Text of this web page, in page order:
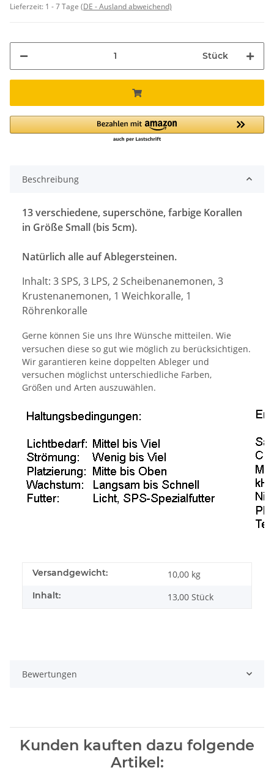
Lieferzeit: 1 - 7 Tage (DE - Ausland abweichend)
Stück
Beschreibung
13 verschiedene, superschöne, farbige Korallen
in Größe Small (bis 5cm).
Natürlich alle auf Ablegersteinen.
Inhalt: 3 SPS, 3 LPS, 2 Scheibenanemonen, 3
Krustenanemonen, 1 Weichkoralle, 1
Röhrenkoralle
Gerne können Sie uns Ihre Wünsche mitteilen. Wie
versuchen diese so gut wie möglich zu berücksichtigen.
Wir garantieren keine doppelten Ableger und
versuchen möglichst unterschiedliche Farben,
Größen und Arten auszuwählen.
Versandgewicht: 10,00 kg
Inhalt: 13,00 Stück
Bewertungen
Kunden kauften dazu folgende
Artikel: